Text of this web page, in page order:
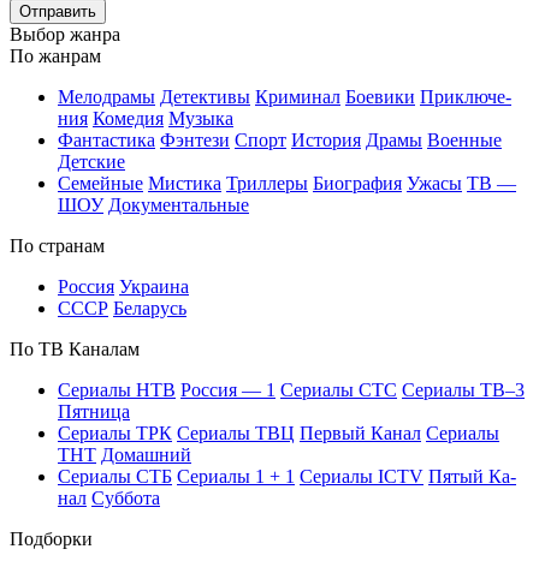
Отправить
Вы­бор жан­ра
По жан­рам
Ме­ло­дра­мы Де­тек­ти­вы Кри­ми­нал Бое­ви­ки При­клю­че­
ния Ко­ме­дия Му­зы­ка
Фан­та­сти­ка Фэн­те­зи Спорт Ис­то­рия Дра­мы Во­ен­ные
Дет­ские
Се­мей­ные Мис­ти­ка Трил­ле­ры Био­гра­фия Ужа­сы ТВ —
ШОУ До­ку­мен­таль­ные
По стра­нам
Рос­сия Ук­раи­на
СССР Бе­ла­русь
По ТВ Ка­на­лам
Се­риа­лы НТВ Рос­сия — 1 Се­риа­лы СТС Се­риа­лы ТВ–3
Пят­ни­ца
Се­риа­лы ТРК Се­риа­лы ТВЦ Пер­вый Ка­нал Се­риа­лы
ТНТ До­маш­ний
Се­риа­лы СТБ Се­риа­лы 1 + 1 Се­риа­лы ICTV Пя­тый Ка­
нал Суб­бо­та
Подборки